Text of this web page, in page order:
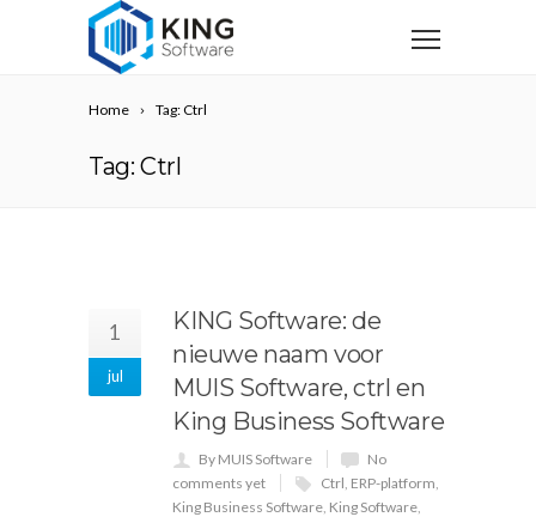
Home Tag: Ctrl
Tag: Ctrl
1
jul
KING Software: de
nieuwe naam voor
MUIS Software, ctrl en
King Business Software
By MUIS Software
No
comments yet
Ctrl, ERP-platform,
King Business Software, King Software,